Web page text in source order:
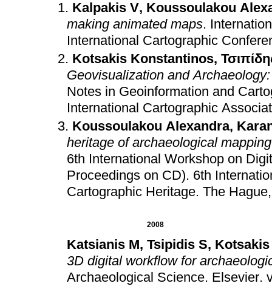
Kalpakis V, Koussoulakou
making animated maps.
International Cartographic
Kotsakis Konstantinos,
Geovisualization and
Notes in Geoinformation and
International Cartographic
Koussoulakou Alexandra,
heritage of archaeological
6th International Workshop on
Proceedings on CD). 6th
Cartographic Heritage. The
2008
Katsianis M, Tsipidis S,
3D digital workflow for
Archaeological Science. Elsevier.